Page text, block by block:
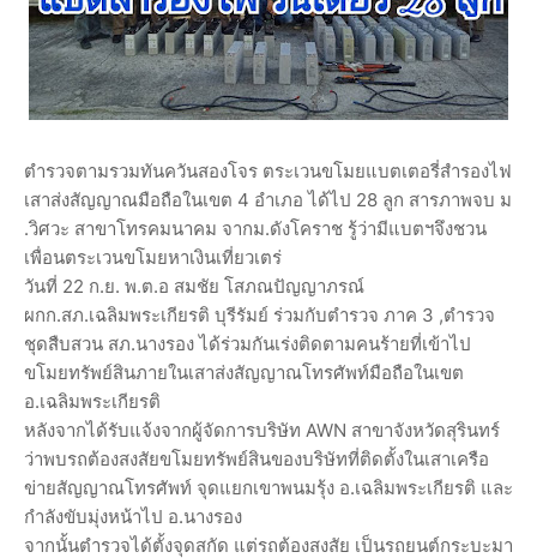
ตำรวจตามรวมทันควันสองโจร ตระเวนขโมยแบตเตอรี่สำรองไฟ
เสาส่งสัญญาณมือถือในเขต 4 อำเภอ ได้ไป 28 ลูก สารภาพจบ ม
.วิศวะ สาขาโทรคมนาคม จากม.ดังโคราช รู้ว่ามีแบตฯจึงชวน
เพื่อนตระเวนขโมยหาเงินเที่ยวเตร่
วันที่ 22 ก.ย. พ.ต.อ สมชัย โสภณปัญญาภรณ์
ผกก.สภ.เฉลิมพระเกียรติ บุรีรัมย์ ร่วมกับตำรวจ ภาค 3 ,ตำรวจ
ชุดสืบสวน สภ.นางรอง ได้ร่วมกันเร่งติดตามคนร้ายที่เข้าไป
ขโมยทรัพย์สินภายในเสาส่งสัญญาณโทรศัพท์มือถือในเขต
อ.เฉลิมพระเกียรติ
หลังจากได้รับแจ้งจากผู้จัดการบริษัท AWN สาขาจังหวัดสุรินทร์
ว่าพบรถต้องสงสัยขโมยทรัพย์สินของบริษัทที่ติดตั้งในเสาเครือ
ข่ายสัญญาณโทรศัพท์ จุดแยกเขาพนมรุ้ง อ.เฉลิมพระเกียรติ และ
กำลังขับมุ่งหน้าไป อ.นางรอง
จากนั้นตำรวจได้ตั้งจุดสกัด แต่รถต้องสงสัย เป็นรถยนต์กระบะมา